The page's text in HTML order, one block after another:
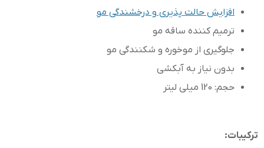
افزایش حالت پذیری و درخشندگی مو
ترمیم کننده ساقه مو
جلوگیری از موخوره و شکنندگی مو
بدون نیاز به آبکشی
حجم: 120 میلی لیتر
ترکیبات: